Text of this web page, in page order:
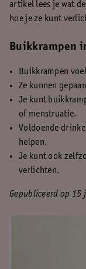
artikel lees je wat
hoe je ze kunt
Buikkrampen
Buikkrampen
Ze kunnen
Je kunt
of menstruatie.
Voldoende
helpen.
Je kunt ook
verlichten.
Gepubliceerd op